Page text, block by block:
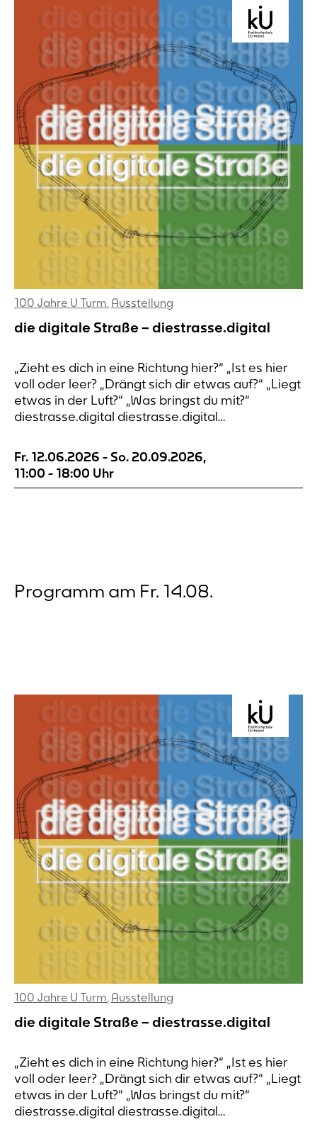
100 Jahre U Turm, Ausstellung
die digitale Straße – diestrasse.digital
„Zieht es dich in eine Richtung hier?“ „Ist es hier
voll oder leer? „Drängt sich dir etwas auf?“ „Liegt
etwas in der Luft?“ „Was bringst du mit?“
diestrasse.digital diestrasse.digital
Straße An sieben Orten rund um den
Dortmunder Wall lässt sich Wahrnehmung
notieren. Die Orte sind nach alten Postkarten
Fr. 12.06.2026 - So. 20.09.2026,
11:00 - 18:00 Uhr
Programm am Fr. 14.08.
100 Jahre U Turm, Ausstellung
die digitale Straße – diestrasse.digital
„Zieht es dich in eine Richtung hier?“ „Ist es hier
voll oder leer? „Drängt sich dir etwas auf?“ „Liegt
etwas in der Luft?“ „Was bringst du mit?“
diestrasse.digital diestrasse.digital